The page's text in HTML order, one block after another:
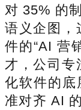
对 35% 的
语义企图，
件的“AI 营
才，公司专
化软件的底
准对齐 AI